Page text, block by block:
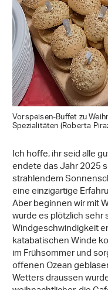
Vorspeisen-Buffet zu
Spezialitäten (Roberta
Ich hoffe, ihr seid alle
endete das Jahr 2025
strahlendem
eine einzigartige
Aber beginnen wir mit
wurde es plötzlich sehr
Windgeschwindigkeit
katabatischen Winde
im Frühsommer und
offenen Ozean
Wetters draussen